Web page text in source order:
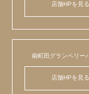
店舗HPを見る
南町田グランベリー
店舗HPを見る